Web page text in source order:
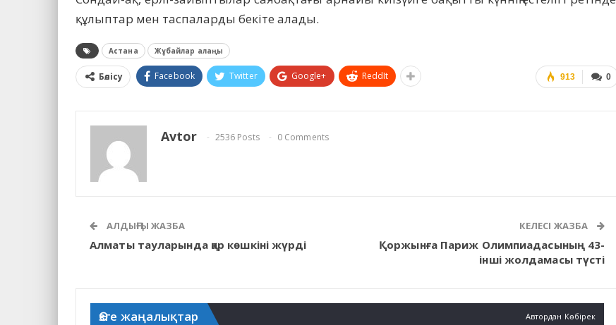
құлыптар мен таспаларды бекіте алады.
Астана Жұбайлар алаңы
0
913
Бөлісу Facebook Twitter Google+ ReddIt
Avtor 2536 Posts 0 Comments
АЛДЫҢҒЫ ЖАЗБА
Алматы тауларында қар көшкіні жүрді
КЕЛЕСІ ЖАЗБА
Қоржынға Париж Олимпиадасының 43-
інші жолдамасы түсті
Өзге жаңалықтар Автордан Көбірек